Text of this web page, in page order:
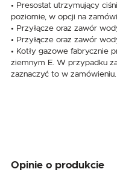
• Presostat utrzymujący
poziomie, w opcji na
• Przyłącze oraz zawór
• Przyłącze oraz zawór
• Kotły gazowe fabrycznie
ziemnym E. W przypadku
zaznaczyć to w zamówieniu.
Opinie o produkcie